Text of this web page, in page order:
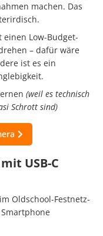
machen. Das
Low-Budget-
– dafür wäre
ist es ein
(weil es technisch
Schrott sind)
USB-C
Oldschool-Festnetz-